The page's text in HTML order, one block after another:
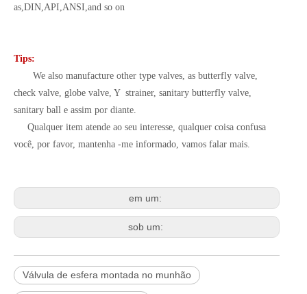
as,DIN,API,ANSI,and so on
Tips:
We also manufacture other type valves, as butterfly valve,
check valve, globe valve, Y strainer, sanitary butterfly valve,
sanitary ball e assim por diante.
Qualquer item atende ao seu interesse, qualquer coisa confusa
você, por favor, mantenha -me informado, vamos falar mais.
em um:
sob um:
Válvula de esfera montada no munhão